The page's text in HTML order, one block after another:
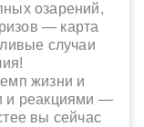
озарений,
— карта
случаи
жизни и
и реакциями —
вы сейчас